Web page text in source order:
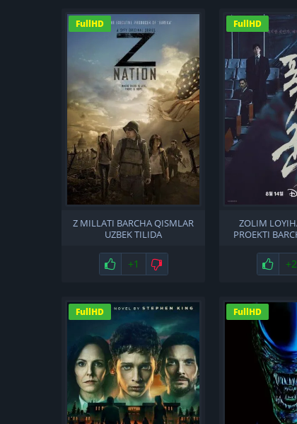
FullHD
Z MILLATI BARCHA QISMLAR
UZBEK TILIDA
Нравится
+1 Не нравится
FullHD
ZOLIM
PROEKTI
+2
FullHD FullHD